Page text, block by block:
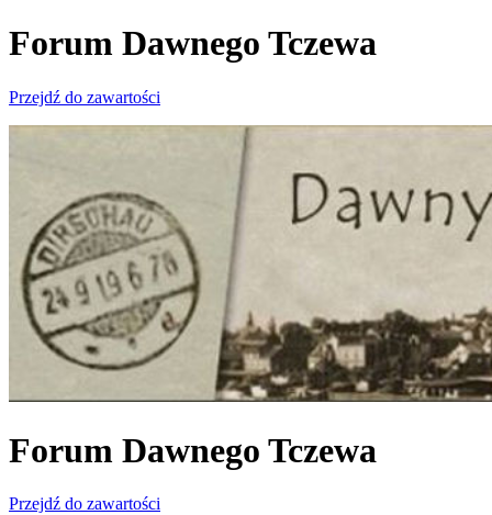
Forum Dawnego Tczewa
Przejdź do zawartości
Forum Dawnego Tczewa
Przejdź do zawartości